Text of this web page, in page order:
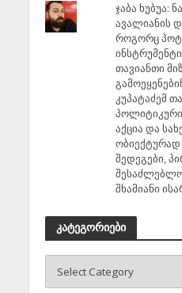
ჯაბა ხუბუა:
ავალიანის
როგორც
თავიანთი
კუპატაძემ
პოლიტიკური
აქცია და
ობიექტურად
შედეგები,
შხამიანი
კატეგორიები